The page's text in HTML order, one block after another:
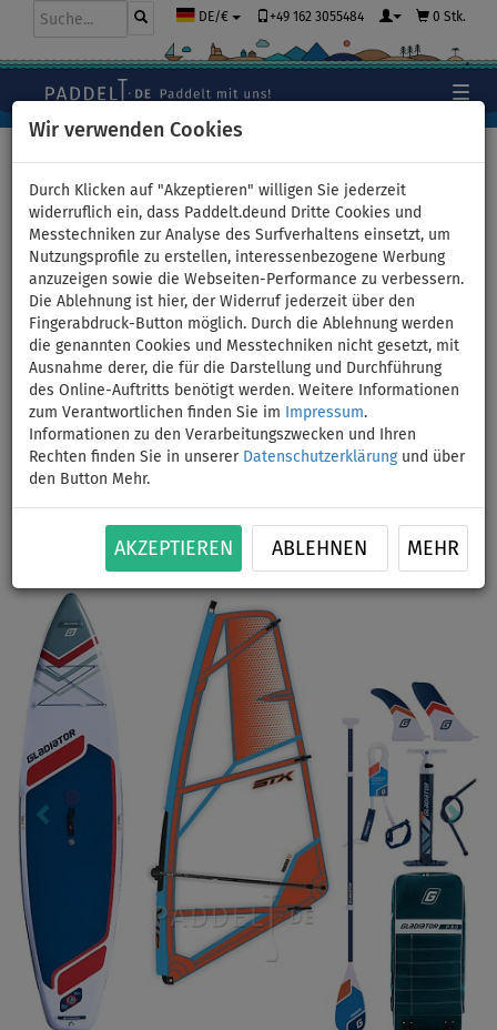
Wir verwenden Cookies
Durch Klicken auf "Akzeptieren" willigen Sie jederzeit
widerruflich ein, dass Paddelt.deund Dritte Cookies und
Messtechniken zur Analyse des Surfverhaltens einsetzt, um
Nutzungsprofile zu erstellen, interessenbezogene Werbung
anzuzeigen sowie die Webseiten-Performance zu verbessern.
Die Ablehnung ist hier, der Widerruf jederzeit über den
Fingerabdruck-Button möglich. Durch die Ablehnung werden
die genannten Cookies und Messtechniken nicht gesetzt, mit
Ausnahme derer, die für die Darstellung und Durchführung
des Online-Auftritts benötigt werden. Weitere Informationen
zum Verantwortlichen finden Sie im
Impressum.
Informationen zu den Verarbeitungszwecken und Ihren
Rechten finden Sie in unserer Datenschutzerklärungund über
den Button Mehr.
AKZEPTIEREN ABLEHNEN MEHR
DE/€ +49 162 3055484 0 Stk.
SUP GLADIATOR WindSUP 11'6
SC incl. Segel 2026 -
aufblasbares Stand Up Paddle
Board mit Windsurf Option -
Größe: 4,0qm
BIS
PADDEL
BIS
140 kg
SEGEL
VERSAND
Previous Next